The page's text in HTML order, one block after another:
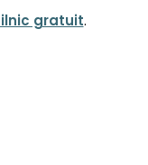
gratuit.